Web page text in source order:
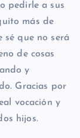
pedirle a sus
más de
sé que no será
de cosas
y
Gracias por
vocación y
hijos.